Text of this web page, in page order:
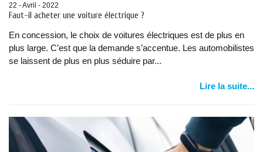
22 - Avril - 2022
Faut-il acheter une voiture électrique ?
En concession, le choix de voitures électriques est de plus en
plus large. C’est que la demande s’accentue. Les automobilistes
se laissent de plus en plus séduire par...
Lire la suite...